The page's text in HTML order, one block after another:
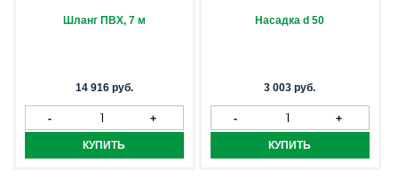
Шланг ПВХ, 7 м
14 916 руб.
Насадка d 50
3 003 руб.